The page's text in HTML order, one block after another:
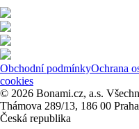
Obchodní podmínkyOchrana
cookies
© 2026 Bonami.cz, a.s.
Thámova 289/13, 186 00 Praha
Česká republika